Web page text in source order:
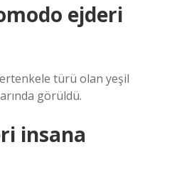
ejderi
türü olan yeşil
görüldü.
insana